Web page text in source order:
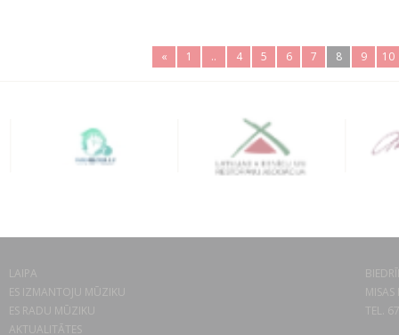
« 1 .. 4 5 6 7 8 9 10
LAIPA
ES IZMANTOJU MŪZIKU
ES RADU MŪZIKU
AKTUALITĀTES
TEL.